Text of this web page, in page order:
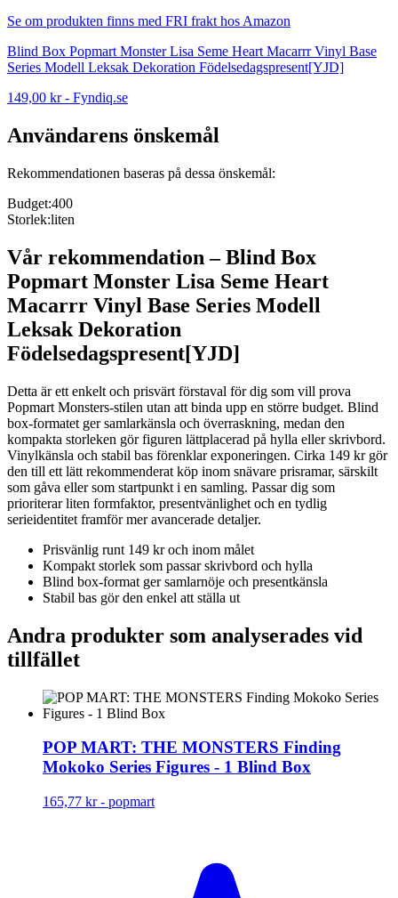
Se om produkten finns med FRI frakt hos Amazon
Blind Box Popmart Monster Lisa Seme Heart Macarrr Vinyl Base
Series Modell Leksak Dekoration Födelsedagspresent[YJD]
149,00 kr- Fyndiq.se
Användarens önskemål
Rekommendationen baseras på dessa önskemål:
Budget:400
Storlek:liten
Vår rekommendation –Blind Box
Popmart Monster Lisa Seme Heart
Macarrr Vinyl Base Series Modell
Leksak Dekoration
Födelsedagspresent[YJD]
Detta är ett enkelt och prisvärt förstaval för dig som vill prova
Popmart Monsters-stilen utan att binda upp en större budget. Blind
box-formatet ger samlarkänsla och överraskning, medan den
kompakta storleken gör figuren lättplacerad på hylla eller skrivbord.
Vinylkänsla och stabil bas förenklar exponeringen. Cirka 149 kr gör
den till ett lätt rekommenderat köp inom snävare prisramar, särskilt
som gåva eller som startpunkt i en samling. Passar dig som
prioriterar liten formfaktor, presentvänlighet och en tydlig
serieidentitet framför mer avancerade detaljer.
Prisvänlig runt 149 kr och inom målet
Kompakt storlek som passar skrivbord och hylla
Blind box-format ger samlarnöje och presentkänsla
Stabil bas gör den enkel att ställa ut
Andra produkter som analyserades vid
tillfället
POP MART: THE MONSTERS Finding
Mokoko Series Figures - 1 Blind Box
165,77 kr- popmart